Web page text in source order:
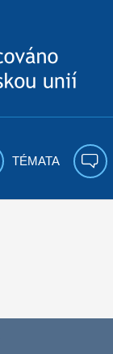
TÉMATA